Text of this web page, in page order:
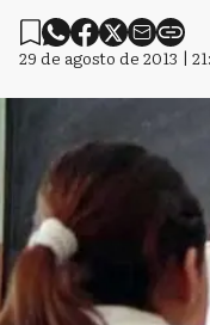
29 de agosto de 2013 |